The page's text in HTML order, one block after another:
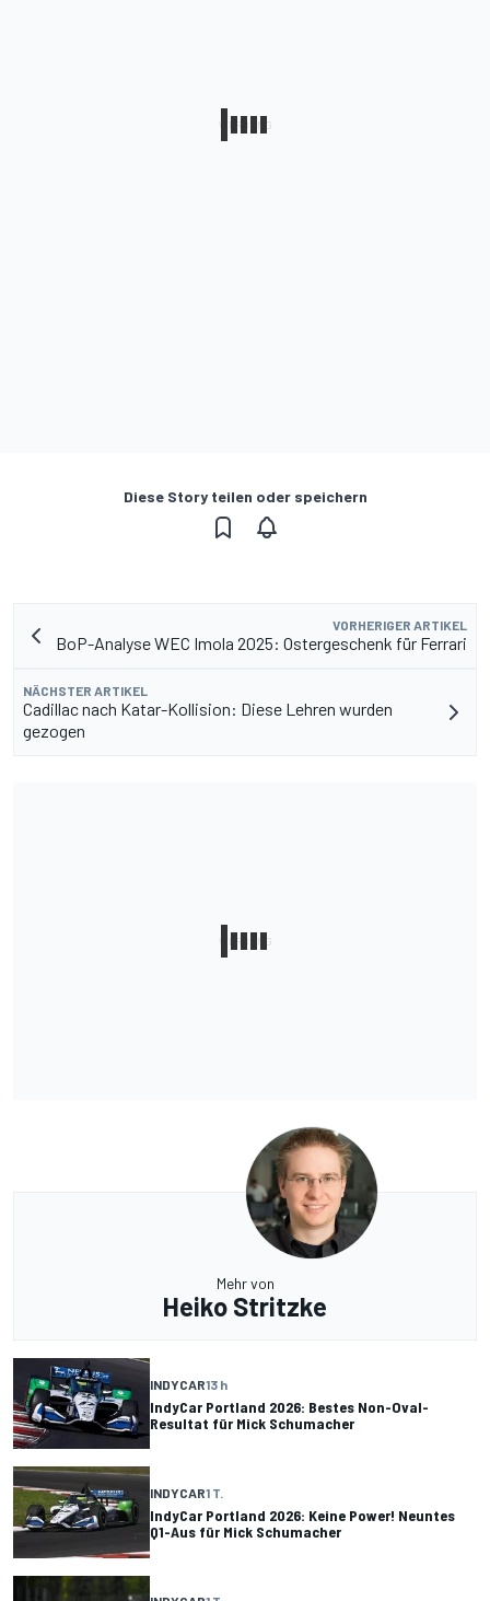
Diese Story teilen oder speichern
VORHERIGER ARTIKEL
BoP-Analyse WEC Imola 2025: Ostergeschenk für Ferrari
NÄCHSTER ARTIKEL
Cadillac nach Katar-Kollision: Diese Lehren wurden
gezogen
Mehr von
Heiko Stritzke
INDYCAR13 h
IndyCar Portland 2026: Bestes Non-Oval-
Resultat für Mick Schumacher
INDYCAR1 T.
IndyCar Portland 2026: Keine Power! Neuntes
Q1-Aus für Mick Schumacher